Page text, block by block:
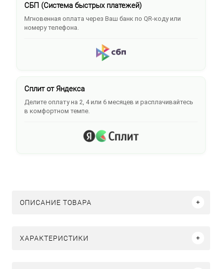
СБП (Система быстрых платежей)
Мгновенная оплата через Ваш банк по QR-коду или
номеру телефона.
Сплит от Яндекса
Делите оплату на 2, 4 или 6 месяцев и расплачивайтесь
в комфортном темпе.
ОПИСАНИЕ ТОВАРА
ХАРАКТЕРИСТИКИ